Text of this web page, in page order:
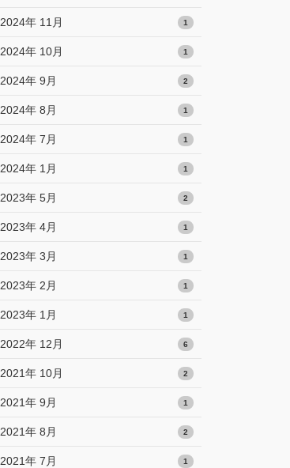
2024年 11月 1
2024年 10月 1
2024年 9月 2
2024年 8月 1
2024年 7月 1
2024年 1月 1
2023年 5月 2
2023年 4月 1
2023年 3月 1
2023年 2月 1
2023年 1月 1
2022年 12月 6
2021年 10月 2
2021年 9月 1
2021年 8月 2
2021年 7月 1